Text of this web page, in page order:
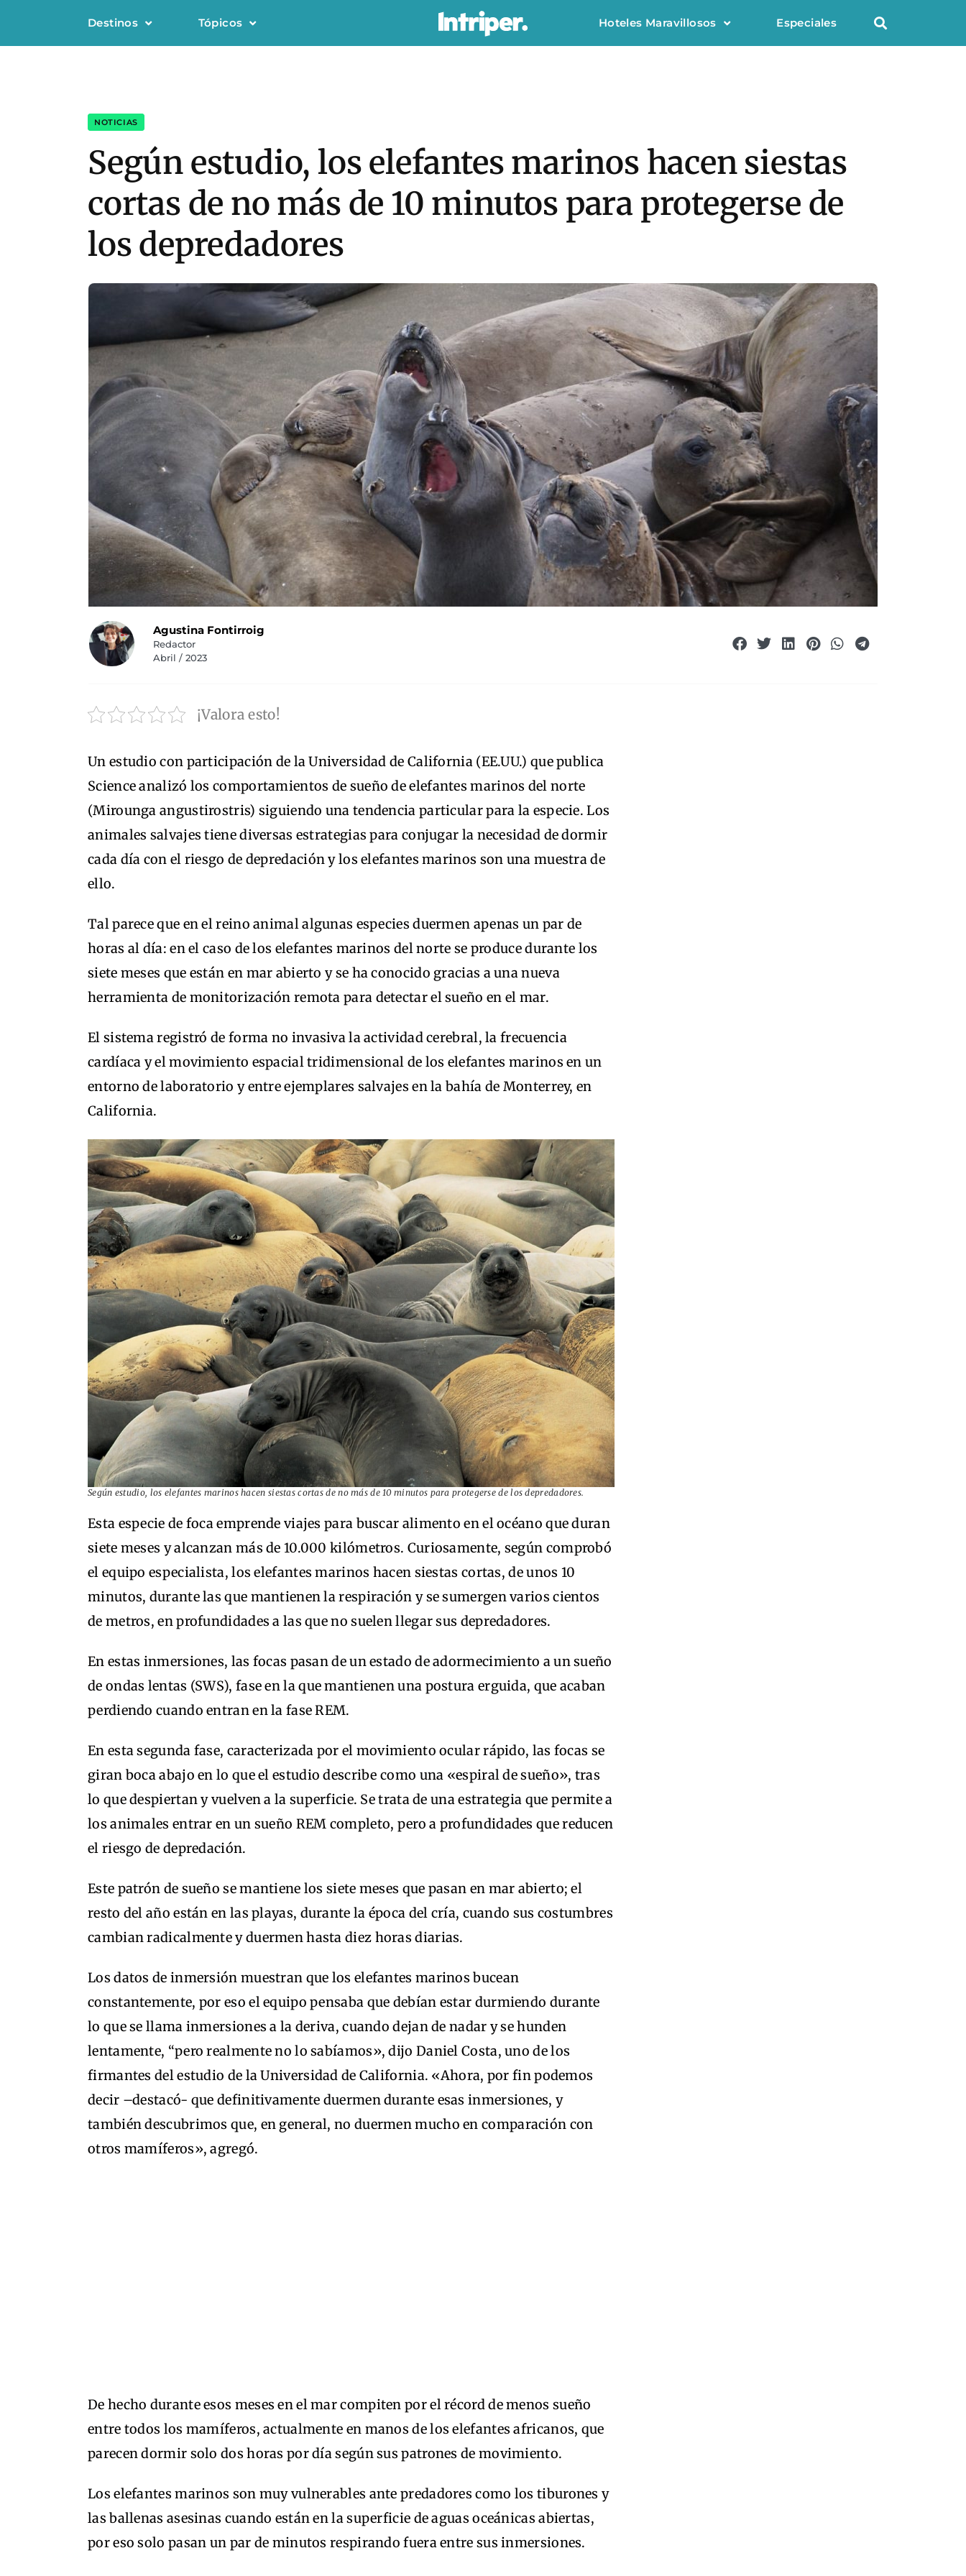
Destinos Tópicos Hoteles Maravillosos Especiales
NOTICIAS
Según estudio, los elefantes marinos hacen siestas
cortas de no más de 10 minutos para protegerse de
los depredadores
Agustina Fontirroig
Redactor
Abril / 2023
¡Valora esto!
Un estudio con participación de la Universidad de California (EE.UU.) que publica
Science analizó los comportamientos de sueño de elefantes marinos del norte
(Mirounga angustirostris) siguiendo una tendencia particular para la especie. Los
animales salvajes tiene diversas estrategias para conjugar la necesidad de dormir
cada día con el riesgo de depredación y los elefantes marinos son una muestra de
ello.
Tal parece que en el reino animal algunas especies duermen apenas un par de
horas al día: en el caso de los elefantes marinos del norte se produce durante los
siete meses que están en mar abierto y se ha conocido gracias a una nueva
herramienta de monitorización remota para detectar el sueño en el mar.
El sistema registró de forma no invasiva la actividad cerebral, la frecuencia
cardíaca y el movimiento espacial tridimensional de los elefantes marinos en un
entorno de laboratorio y entre ejemplares salvajes en la bahía de Monterrey, en
California.
Según estudio, los elefantes marinos hacen siestas cortas de no más de 10 minutos para protegerse de los depredadores.
Esta especie de foca emprende viajes para buscar alimento en el océano que duran
siete meses y alcanzan más de 10.000 kilómetros. Curiosamente, según comprobó
el equipo especialista, los elefantes marinos hacen siestas cortas, de unos 10
minutos, durante las que mantienen la respiración y se sumergen varios cientos
de metros, en profundidades a las que no suelen llegar sus depredadores.
En estas inmersiones, las focas pasan de un estado de adormecimiento a un sueño
de ondas lentas (SWS), fase en la que mantienen una postura erguida, que acaban
perdiendo cuando entran en la fase REM.
En esta segunda fase, caracterizada por el movimiento ocular rápido, las focas se
giran boca abajo en lo que el estudio describe como una «espiral de sueño», tras
lo que despiertan y vuelven a la superficie. Se trata de una estrategia que permite a
los animales entrar en un sueño REM completo, pero a profundidades que reducen
el riesgo de depredación.
Este patrón de sueño se mantiene los siete meses que pasan en mar abierto; el
resto del año están en las playas, durante la época del cría, cuando sus costumbres
cambian radicalmente y duermen hasta diez horas diarias.
Los datos de inmersión muestran que los elefantes marinos bucean
constantemente, por eso el equipo pensaba que debían estar durmiendo durante
lo que se llama inmersiones a la deriva, cuando dejan de nadar y se hunden
lentamente, “pero realmente no lo sabíamos», dijo Daniel Costa, uno de los
firmantes del estudio de la Universidad de California. «Ahora, por fin podemos
decir –destacó- que definitivamente duermen durante esas inmersiones, y
también descubrimos que, en general, no duermen mucho en comparación con
otros mamíferos», agregó.
De hecho durante esos meses en el mar compiten por el récord de menos sueño
entre todos los mamíferos, actualmente en manos de los elefantes africanos, que
parecen dormir solo dos horas por día según sus patrones de movimiento.
Los elefantes marinos son muy vulnerables ante predadores como los tiburones y
las ballenas asesinas cuando están en la superficie de aguas oceánicas abiertas,
por eso solo pasan un par de minutos respirando fuera entre sus inmersiones.